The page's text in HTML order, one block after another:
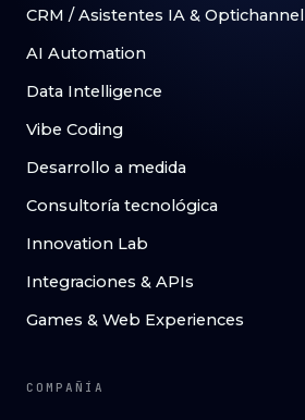
CRM / Asistentes IA & Optichannel
AI Automation
Data Intelligence
Vibe Coding
Desarrollo a medida
Consultoría tecnológica
Innovation Lab
Integraciones & APIs
Games & Web Experiences
COMPAÑÍA